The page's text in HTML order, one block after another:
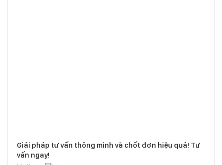
Giải pháp tư vấn thông minh và chốt đơn hiệu quả! Tư
vấn ngay!